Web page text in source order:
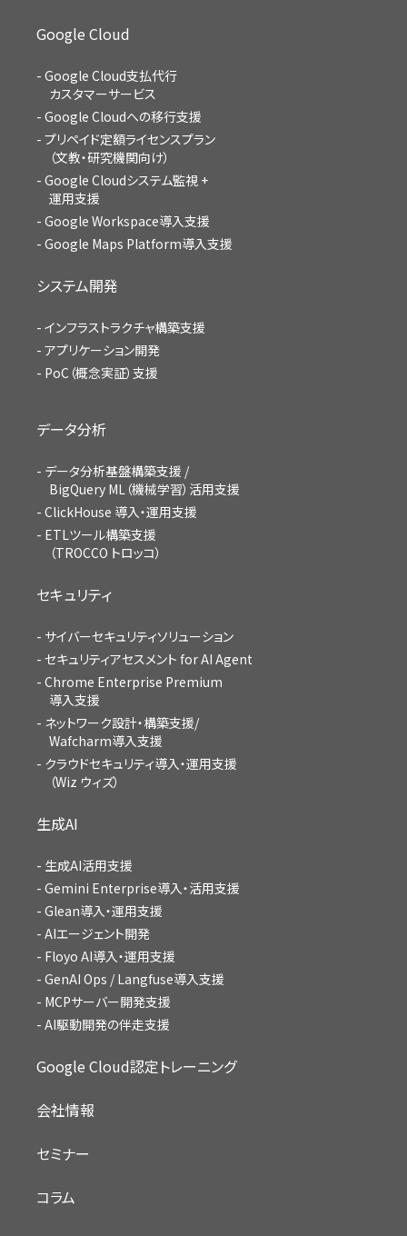
Google Cloud
Google Cloud支払代行
カスタマーサービス
Google Cloudへの移行支援
プリペイド定額ライセンスプラン
（文教・研究機関向け）
Google Cloudシステム監視 +
運用支援
Google Workspace導入支援
Google Maps Platform導入支援
システム開発
インフラストラクチャ構築支援
アプリケーション開発
PoC（概念実証）支援
データ分析
データ分析基盤構築支援 /
BigQuery ML（機械学習）活用支援
ClickHouse 導入・運用支援
ETLツール構築支援
（TROCCO トロッコ）
セキュリティ
サイバーセキュリティソリューション
セキュリティアセスメント for AI Agent
Chrome Enterprise Premium
導入支援
ネットワーク設計・構築支援/
Wafcharm導入支援
クラウドセキュリティ導入・運用支援
（Wiz ウィズ）
生成AI
生成AI活用支援
Gemini Enterprise導入・活用支援
Glean導入・運用支援
AIエージェント開発
Floyo AI導入・運用支援
GenAI Ops / Langfuse導入支援
MCPサーバー開発支援
AI駆動開発の伴走支援
Google Cloud認定トレーニング
会社情報
セミナー
コラム